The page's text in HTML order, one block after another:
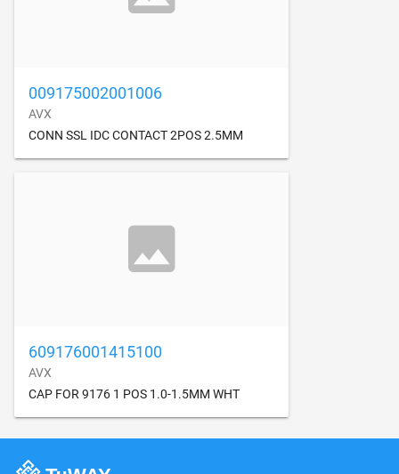
009175002001006
AVX
CONN SSL IDC CONTACT 2POS 2.5MM
609176001415100
AVX
CAP FOR 9176 1 POS 1.0-1.5MM WHT